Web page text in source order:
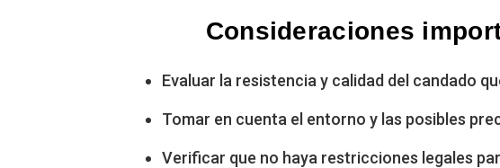
Consideraciones
Evaluar la resistencia y calidad del candado
Tomar en cuenta el entorno y las posibles
Verificar que no haya restricciones legales